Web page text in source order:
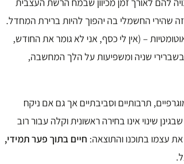
שהירי החשמלי בה יהפוך להיות ברירת המחדל.
– (אין לי כסף, אני לא גומר את החודש,
בשברירי שניה ומשפיעות על הלך המחשבה,
תרבותיים וסביבתיים אך גם אם ניקח
שינוי אינו בחירה ראשונית וקלה עבור רוב
עצמו בתוכנו והתוצאה: חיים בתוך פער תמידי,